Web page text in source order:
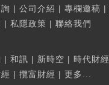
| 公司介紹 | 專欄邀稿 |
| 私隱政策 | 聯絡我們
| 和訊 | 新時空 | 時代財經
| 攬富財經 | 更多...